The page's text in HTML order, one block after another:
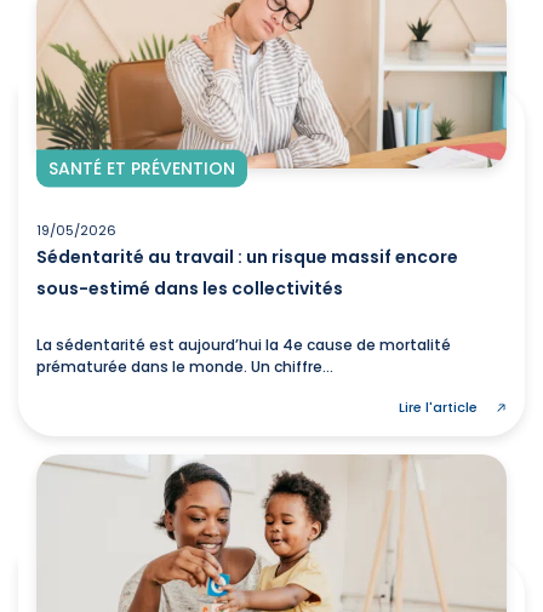
SANTÉ ET PRÉVENTION
19/05/2026
Sédentarité au travail : un risque massif encore
sous-estimé dans les collectivités
La sédentarité est aujourd’hui la 4e cause de mortalité
prématurée dans le monde. Un chiffre...
Lire l'article